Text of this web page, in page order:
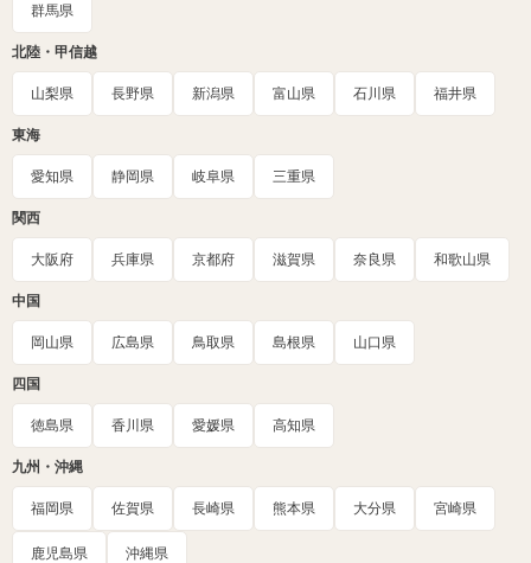
群馬県
北陸・甲信越
山梨県 長野県 新潟県 富山県 石川県 福井県
東海
愛知県 静岡県 岐阜県 三重県
関西
大阪府 兵庫県 京都府 滋賀県 奈良県 和歌山県
中国
岡山県 広島県 鳥取県 島根県 山口県
四国
徳島県 香川県 愛媛県 高知県
九州・沖縄
福岡県 佐賀県 長崎県 熊本県 大分県 宮崎県
鹿児島県 沖縄県